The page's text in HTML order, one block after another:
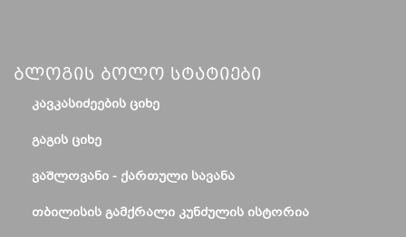
Ბლოგის Ბოლო Სტატიები
ᲙᲐᲕᲙᲐᲡᲘᲫᲔᲔᲑᲘᲡ ᲪᲘᲮᲔ
ᲒᲐᲒᲘᲡ ᲪᲘᲮᲔ
ᲕᲐᲨᲚᲝᲕᲐᲜᲘ - ᲥᲐᲠᲗᲣᲚᲘ ᲡᲐᲕᲐᲜᲐ
ᲗᲑᲘᲚᲘᲡᲘᲡ ᲒᲐᲛᲥᲠᲐᲚᲘ ᲙᲣᲜᲫᲣᲚᲘᲡ ᲘᲡᲢᲝᲠᲘᲐ